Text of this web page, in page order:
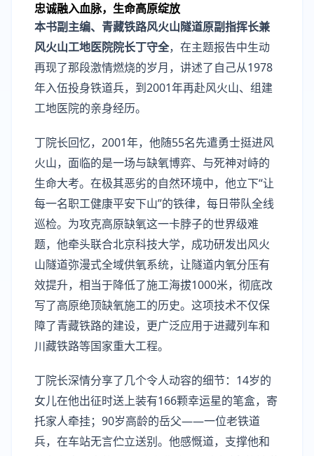
忠诚融入血脉， 生命高原绽放
本书副主编、青藏铁路风火山隧道原副指挥长兼
风火山工地医院院长丁守全，在主题报告中生动
再现了那段激情燃烧的岁月，讲述了自己从1978
年入伍投身铁道兵，到2001年再赴风火山、组建
工地医院的亲身经历。
丁院长回忆，2001年，他随55名先遣勇士挺进风
火山，面临的是一场与缺氧博弈、与死神对峙的
生命大考。在极其恶劣的自然环境中，他立下“让
每一名职工健康平安下山”的铁律，每日带队全线
巡检。为攻克高原缺氧这一卡脖子的世界级难
题，他牵头联合北京科技大学，成功研发出风火
山隧道弥漫式全域供氧系统，让隧道内氧分压有
效提升，相当于降低了施工海拔1000米，彻底改
写了高原绝顶缺氧施工的历史。这项技术不仅保
障了青藏铁路的建设，更广泛应用于进藏列车和
川藏铁路等国家重大工程。
丁院长深情分享了几个令人动容的细节：14岁的
女儿在他出征时送上装有166颗幸运星的笔盒，寄
托家人牵挂；90岁高龄的岳父——一位老铁道
兵，在车站无言伫立送别。他感慨道，支撑他和